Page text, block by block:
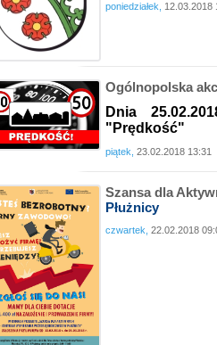
poniedziałek, 12.03.2018
Ogólnopolska
Dnia
"Prędkość"
piątek, 23.02.2018 13:31
Szansa dla
Płużnicy
czwartek, 22.02.2018